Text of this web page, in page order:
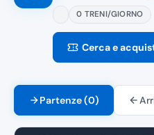
0 TRENI/GIORNO
Cerca e
Partenze (0)